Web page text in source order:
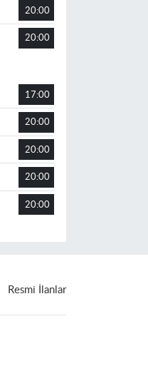
20:00
20:00
17:00
20:00
20:00
20:00
20:00
Resmi İlanlar